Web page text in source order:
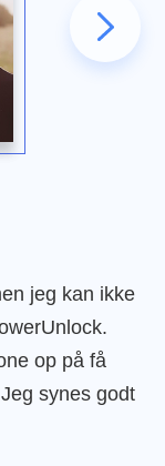
jeg kan ikke
op på få
synes godt